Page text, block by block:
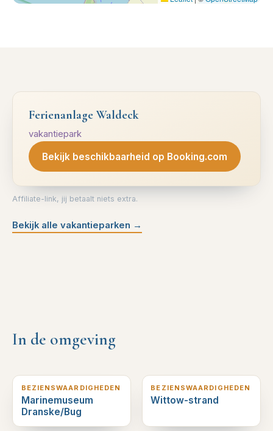
Ferienanlage Waldeck
vakantiepark
Bekijk beschikbaarheid op Booking.com
Affiliate-link, jij betaalt niets extra.
Bekijk alle vakantieparken →
In de omgeving
BEZIENSWAARDIGHEDEN
Marinemuseum
Dranske/Bug
BEZIENSWAARDIGHEDEN
Wittow-strand
5 km verderop 7 km verderop